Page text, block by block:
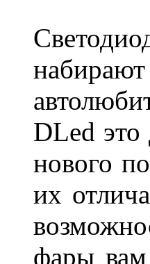
DLed это
нового
их
фары